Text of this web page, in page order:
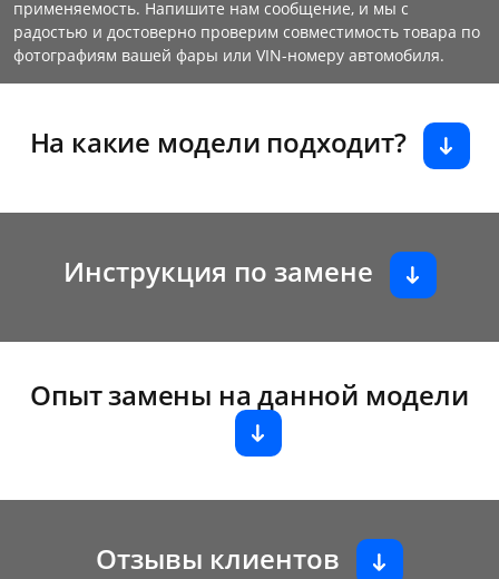
применяемость. Напишите нам сообщение, и мы с
радостью и достоверно проверим совместимость товара по
фотографиям вашей фары или VIN-номеру автомобиля.
На какие модели подходит?
Инструкция по замене
Опыт замены на данной модели
Отзывы клиентов